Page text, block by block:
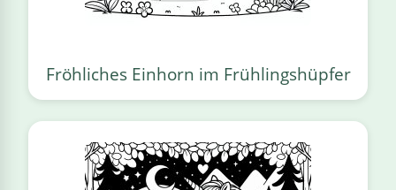
Fröhliches Einhorn im Frühlingshüpfer